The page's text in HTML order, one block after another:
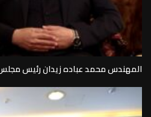
المهندس محمد عباده زيدان رئيس مجلس